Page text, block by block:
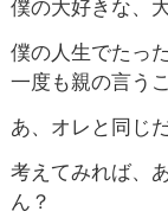
僕の大好きな、
僕の人生でたっ
一度も親の言う
あ、オレと同じ
考えてみれば、
ん？